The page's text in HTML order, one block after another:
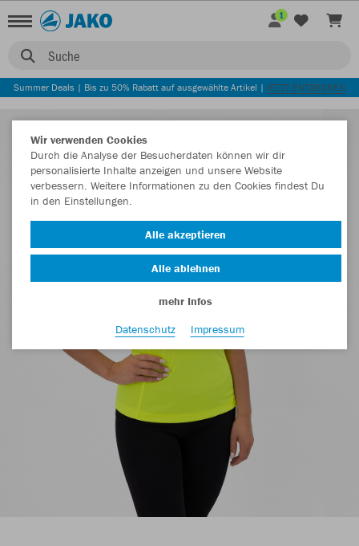
Suche
1
Summer Deals | Bis zu 50% Rabatt auf ausgewählte Artikel | JETZT ENTDECKEN
Wir verwenden Cookies
Durch die Analyse der Besucherdaten können wir dir
personalisierte Inhalte anzeigen und unsere Website
verbessern. Weitere Informationen zu den Cookies findest Du
in den Einstellungen.
Alle akzeptieren
Alle ablehnen
mehr Infos
Datenschutz
Impressum